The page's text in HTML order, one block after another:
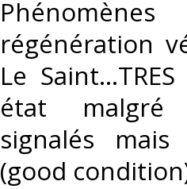
régénération
Le
état
signalés
(good